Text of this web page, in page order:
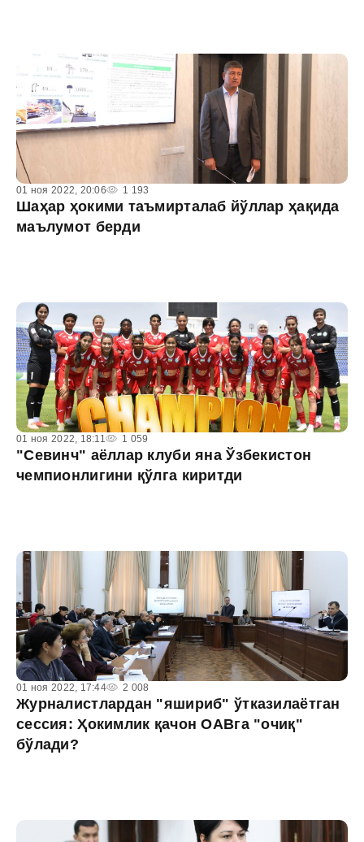
01 ноя 2022, 20:06 1 193
Шаҳар ҳокими таъмирталаб йўллар ҳақида
маълумот берди
01 ноя 2022, 18:11 1 059
"Севинч" аёллар клуби яна Ўзбекистон
чемпионлигини қўлга киритди
01 ноя 2022, 17:44 2 008
Журналистлардан "яшириб" ўтказилаётган
сессия: Ҳокимлик қачон ОАВга "очиқ"
бўлади?